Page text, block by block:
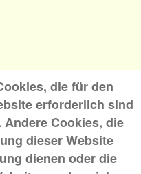
die für den
erforderlich sind
Cookies, die
dieser Website
dienen oder die